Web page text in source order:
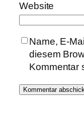
Website
Name, E-
diesem
Kommentar